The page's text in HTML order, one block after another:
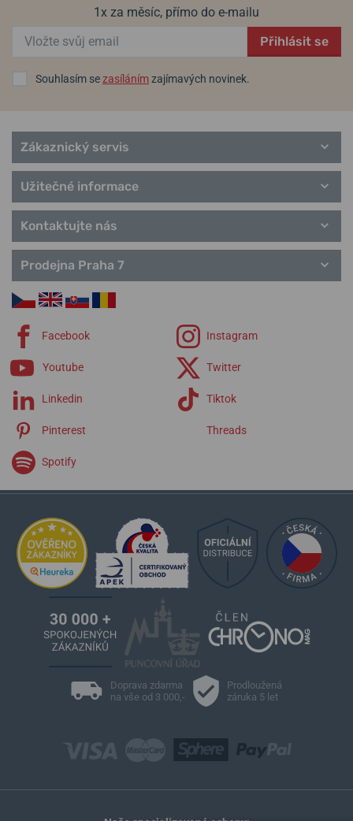
1x za měsíc, přímo do e-mailu
Přihlásit se
Souhlasím sezasílánímzajímavých novinek.
Zákaznický servis
Užitečné informace
Kontaktujte nás
Prodejna Praha 7
Facebook Instagram
Youtube Twitter
Linkedin Tiktok
Pinterest Threads
Spotify
Doprava zdarma
na vše od 3 000,-
Prodloužená
záruka 5 let